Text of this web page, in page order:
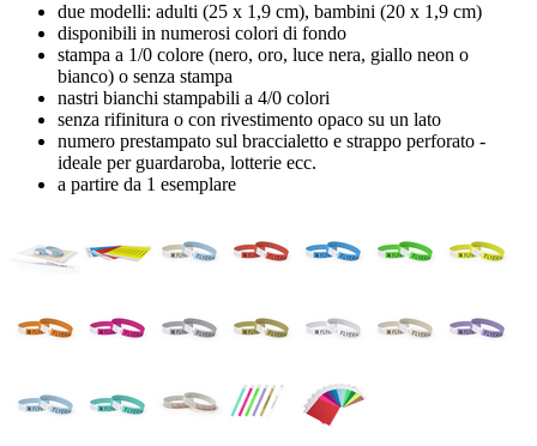
due modelli: adulti (25 x 1,9 cm), bambini (20 x 1,9 cm)
disponibili in numerosi colori di fondo
stampa a 1/0 colore (nero, oro, luce nera, giallo neon o
bianco) o senza stampa
nastri bianchi stampabili a 4/0 colori
senza rifinitura o con rivestimento opaco su un lato
numero prestampato sul braccialetto e strappo perforato -
ideale per guardaroba, lotterie ecc.
a partire da 1 esemplare